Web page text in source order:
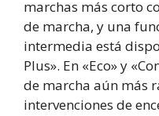
marchas más corto
de marcha, y una
intermedia está
Plus». En «Eco» y
de marcha aún más
intervenciones de